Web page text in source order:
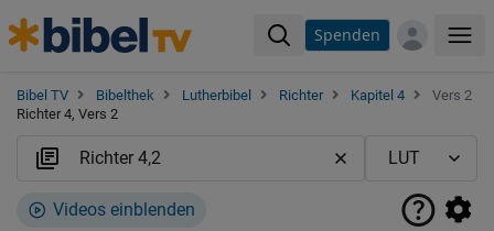
Spenden
Bibel TV Bibelthek Lutherbibel Richter Kapitel 4
Vers 2
Richter 4, Vers 2
Videos einblenden